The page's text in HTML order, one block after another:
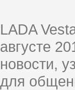
LADA
августе
новости,
для